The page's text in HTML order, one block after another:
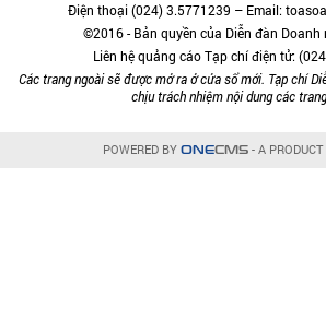
Điện thoại (024) 3.5771239 – Email:
©2016 - Bản quyền của Diễn đàn Doanh
Liên hệ quảng cáo Tạp chí điện tử:
Các trang ngoài sẽ được mở ra ở cửa sổ mới. Tạp chí
chịu trách nhiệm nội dung các
POWERED BY ONECMS- A PRODUCT